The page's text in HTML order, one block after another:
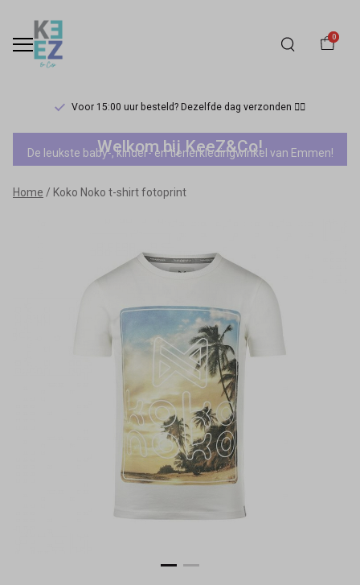
0
Voor 15:00 uur besteld? Dezelfde dag verzonden 🏃‍♀️
Koko
Noko
t-
fotoprint
Keez&Co
Welkom bij KeeZ&Co!
De leukste baby-, kinder- en tienerkledingwinkel van Emmen!
Home Koko Noko t-shirt fotoprint